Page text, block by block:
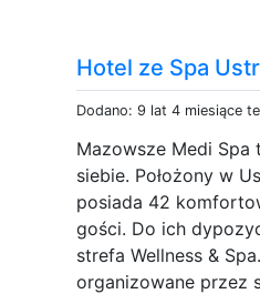
Hotel ze Spa
Dodano: 9 lat 4 miesiące
Mazowsze Medi
siebie. Położony w
posiada 42
gości. Do ich
strefa Wellness &
organizowane przez